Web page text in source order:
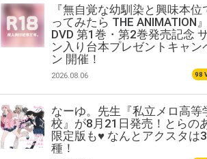
『無自覚な幼馴染と興味本位
ってみたら THE ANIMATION』
DVD 第1巻・第2巻発売記念
ン入り台本プレゼントキャン
ン 開催！
2026.08.06 98
なーゆ。先生『私立メロ高等
校』が8月21日発売！とらの
限定版も♥ なんとアクスタは3
種！